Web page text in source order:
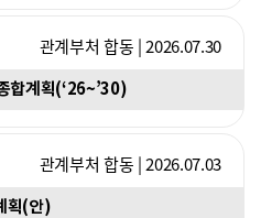
관계부처 합동 | 2026.07.30
합계획(‘26~’30)
관계부처 합동 | 2026.07.03
획(안)